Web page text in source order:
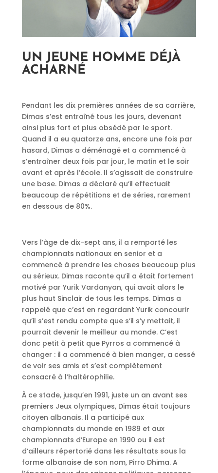
UN JEUNE HOMME DÉJÀ
ACHARNÉ
Pendant les dix premières années de sa carrière,
Dimas s’est entraîné tous les jours, devenant
ainsi plus fort et plus obsédé par le sport.
Quand il a eu quatorze ans, encore une fois par
hasard, Dimas a déménagé et a commencé à
s’entraîner deux fois par jour, le matin et le soir
avant et après l’école. Il s’agissait de construire
une base. Dimas a déclaré qu’il effectuait
beaucoup de répétitions et de séries, rarement
en dessous de 80%.
Vers l’âge de dix-sept ans, il a remporté les
championnats nationaux en senior et a
commencé à prendre les choses beaucoup plus
au sérieux. Dimas raconte qu’il a était fortement
motivé par Yurik Vardanyan, qui avait alors le
plus haut Sinclair de tous les temps. Dimas a
rappelé que c’est en regardant Yurik concourir
qu’il s’est rendu compte que s’il s’y mettait, il
pourrait devenir le meilleur au monde. C’est
donc petit à petit que Pyrros a commencé à
changer : il a commencé à bien manger, a cessé
de voir ses amis et s’est complètement
consacré à l’haltérophilie.
À ce stade, jusqu’en 1991, juste un an avant ses
premiers Jeux olympiques, Dimas était toujours
citoyen albanais. Il a participé aux
championnats du monde en 1989 et aux
championnats d’Europe en 1990 ou il est
d’ailleurs répertorié dans les résultats sous la
forme albanaise de son nom, Pirro Dhima. A